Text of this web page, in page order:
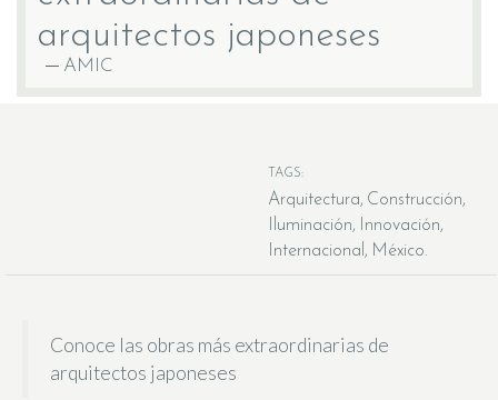
arquitectos japoneses
AMIC
TAGS:
Arquitectura Construcción
Iluminación
Innovación
Internacional
México
Conoce las obras más extraordinarias de
arquitectos japoneses